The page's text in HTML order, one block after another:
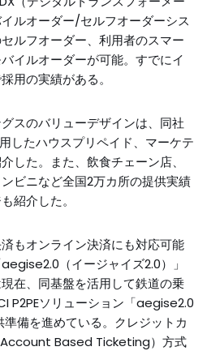
ルオーダー/セルフオーダーシス
ルフオーダー、利用者のスマー
イルオーダーが可能。すでにイ
用の実績がある。
スのバリューデザインは、同社
したハウスプリペイド、マーケテ
した。また、飲食チェーン店、
ビニなど全国2万カ所の提供実績
紹介した。
もオンライン決済にも対応可能
（イージャイズ2.0）」
在、同基盤を活用して鉄道の乗
P2PEソリューション「aegise2.0
備を進めている。クレジットカ
Account Based Ticketing）方式